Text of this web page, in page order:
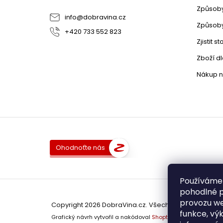
pohodlné
provozu
funkce,
info@dobravina.cz
+420 733 552 823
Zjistit
Zboží
Nákup
Ohodnoťte nás
Copyright 2026 DobraVina.cz. Všechna práva
Grafický návrh vytvořil a nakódoval Shoptak.cz